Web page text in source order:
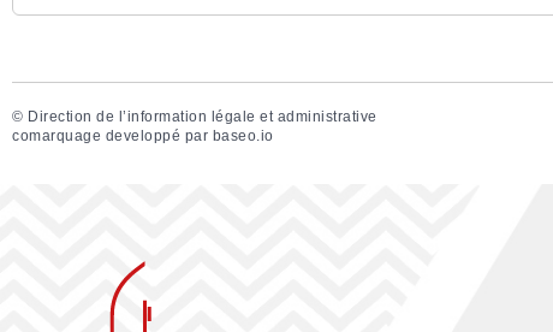
© Direction de l’information légale et administrative
comarquage developpé par baseo.io